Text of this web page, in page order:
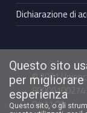
Dichiarazione di
© 2021
80009100274
94.11.00
Questo sito
per migliorare
esperienza
Questo sito, o gli